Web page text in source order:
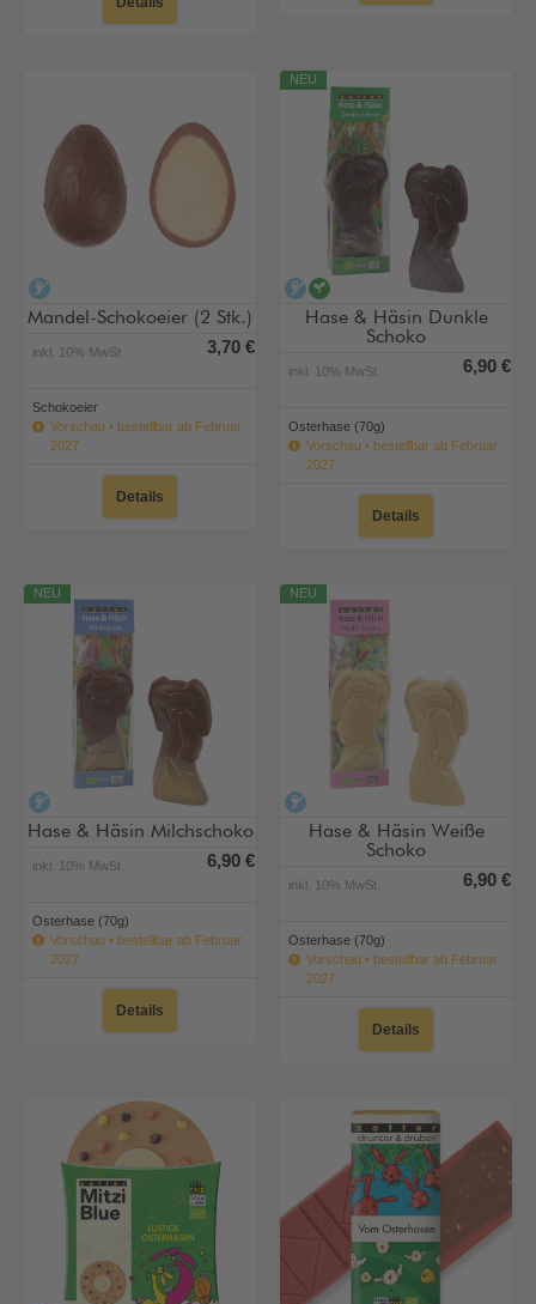
Mandel-Schokoeier (2 Stk.)
inkl. 10% MwSt. 3,70 €
Schokoeier
Vorschau • bestellbar ab Februar
2027
Details
NEU
alkoholfrei
Hase & Häsin Dunkle
Schoko
inkl. 10% MwSt. 6,90 €
Osterhase (70g)
Vorschau • bestellbar ab Februar
2027
Details
NEU
Hase & Häsin Milchschoko
inkl. 10% MwSt. 6,90 €
Osterhase (70g)
Vorschau • bestellbar ab Februar
2027
Details
NEU
Hase & Häsin Weiße
Schoko
inkl. 10% MwSt. 6,90 €
Osterhase (70g)
Vorschau • bestellbar ab Februar
2027
Details